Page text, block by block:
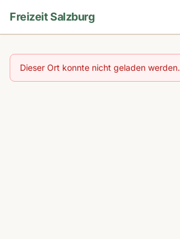
Freizeit Salzburg
Dieser Ort konnte nicht geladen werden.